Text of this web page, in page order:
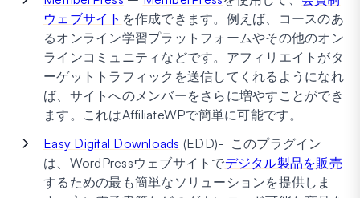
ウェブサイト を作成できます。例えば、コースのあ
るオンライン学習プラットフォームやその他のオン
ラインコミュニティなどです。アフィリエイトがタ
ーゲットトラフィックを送信してくれるようになれ
ば、サイトへのメンバーをさらに増やすことができ
ます。これはAffiliateWPで簡単に可能です。
Easy Digital Downloads (EDD)- このプラグイン
は、WordPressウェブサイトでデジタル製品を販売
するための最も簡単なソリューションを提供しま